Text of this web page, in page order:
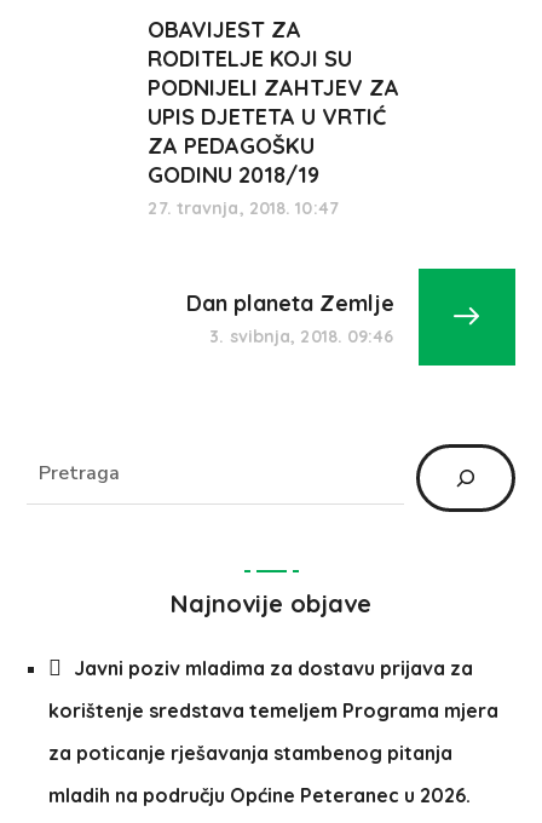
OBAVIJEST ZA
RODITELJE KOJI SU
PODNIJELI ZAHTJEV ZA
UPIS DJETETA U VRTIĆ
ZA PEDAGOŠKU
GODINU 2018/19
27. travnja, 2018. 10:47
Dan planeta Zemlje
3. svibnja, 2018. 09:46
Najnovije objave
Javni poziv mladima za dostavu prijava za
korištenje sredstava temeljem Programa mjera
za poticanje rješavanja stambenog pitanja
mladih na području Općine Peteranec u 2026.